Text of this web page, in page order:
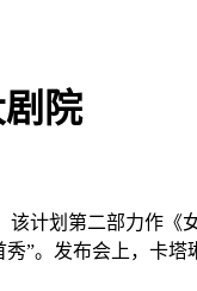
院
该计划第二部力作《
”。发布会上，卡